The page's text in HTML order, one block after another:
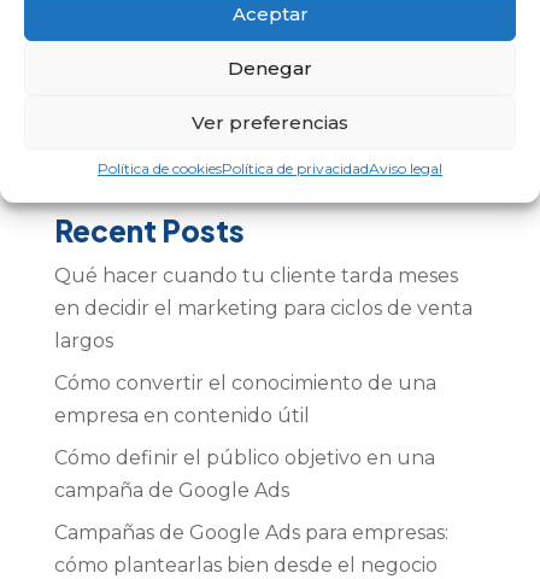
Aceptar
Denegar
Ver preferencias
Política de cookiesPolítica de privacidadAviso legal
tiempo necesitan para...
« Entradas más antiguas
Recent Posts
Qué hacer cuando tu cliente tarda meses
en decidir el marketing para ciclos de venta
largos
Cómo convertir el conocimiento de una
empresa en contenido útil
Cómo definir el público objetivo en una
campaña de Google Ads
Campañas de Google Ads para empresas:
cómo plantearlas bien desde el negocio